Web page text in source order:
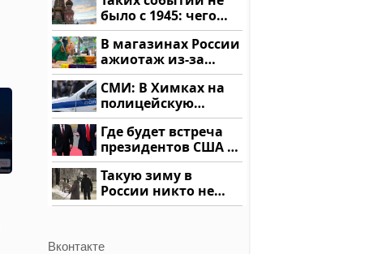
было с 1945: чего
ждать всем нам?
В магазинах России
ажиотаж из-за
этого продукта: что
купить?
СМИ: В Химках на
полицейскую
машину напали и
подожгли.
Где будет встреча
президентов США и
России: Европа?
Такую зиму в
России никто не
ждал: как так?!
Вконтакте